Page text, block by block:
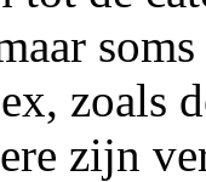
zoals
zijn